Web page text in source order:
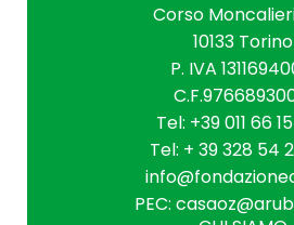
Corso
10133 Torino
P. IVA
Tel: +39 011 66
Tel: + 39 328 54
PEC: